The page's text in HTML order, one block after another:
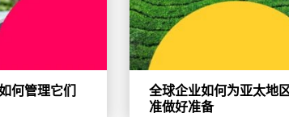
何管理它们
全球企业如何为亚太地
准做好准备